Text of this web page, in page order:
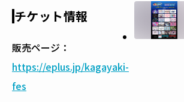
チケット情報
販売ページ：
https://eplus.jp/kagayaki-
fes